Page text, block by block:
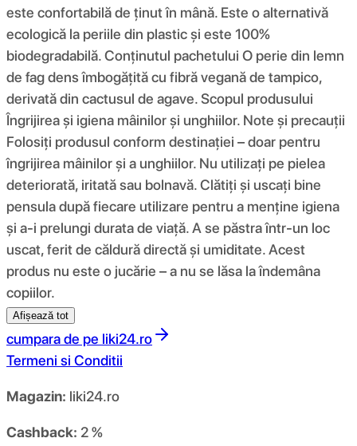
este confortabilă de ținut în mână. Este o alternativă
ecologică la periile din plastic și este 100%
biodegradabilă. Conținutul pachetului O perie din lemn
de fag dens îmbogățită cu fibră vegană de tampico,
derivată din cactusul de agave. Scopul produsului
Îngrijirea și igiena mâinilor și unghiilor. Note și precauții
Folosiți produsul conform destinației – doar pentru
îngrijirea mâinilor și a unghiilor. Nu utilizați pe pielea
deteriorată, iritată sau bolnavă. Clătiți și uscați bine
pensula după fiecare utilizare pentru a menține igiena
și a-i prelungi durata de viață. A se păstra într-un loc
uscat, ferit de căldură directă și umiditate. Acest
produs nu este o jucărie – a nu se lăsa la îndemâna
copiilor.
Afișează tot
cumpara de pe liki24.ro
Termeni si Conditii
Magazin: liki24.ro
Cashback: 2 %